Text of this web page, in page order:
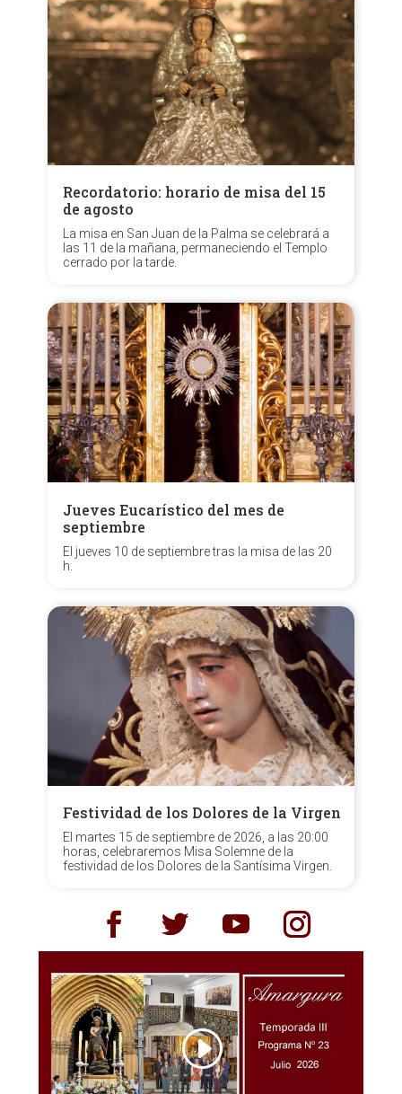
Recordatorio: horario de misa del 15
de agosto
La misa en San Juan de la Palma se celebrará a
las 11 de la mañana, permaneciendo el Templo
cerrado por la tarde.
Jueves Eucarístico del mes de
septiembre
El jueves 10 de septiembre tras la misa de las 20
h.
Festividad de los Dolores de la Virgen
El martes 15 de septiembre de 2026, a las 20:00
horas, celebraremos Misa Solemne de la
festividad de los Dolores de la Santísima Virgen.